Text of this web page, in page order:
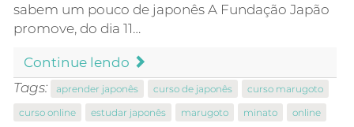
sabem um pouco de japonês A Fundação Japão
promove, do dia 11…
Continue lendo
Tags:
aprender japonês curso de japonês
curso marugoto
curso online
estudar japonês marugoto minato online